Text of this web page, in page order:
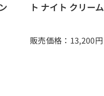
ト ナイト クリーム
販売価格：13,200円